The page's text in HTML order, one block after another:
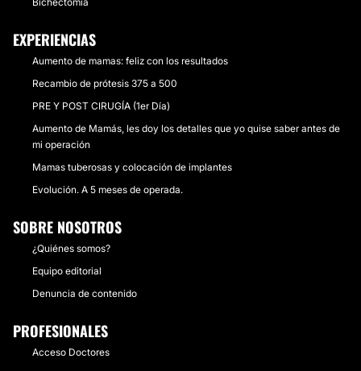
EXPERIENCIAS
Aumento de mamas: feliz con los resultados
Recambio de prótesis 375 a 500
PRE Y POST CIRUGÍA (1er Día)
Aumento de Mamás, les doy los detalles que yo quise saber antes de
mi operación
Mamas tuberosas y colocación de implantes
Evolución. A 5 meses de operada.
SOBRE NOSOTROS
¿Quiénes somos?
Equipo editorial
Denuncia de contenido
PROFESIONALES
Acceso Doctores